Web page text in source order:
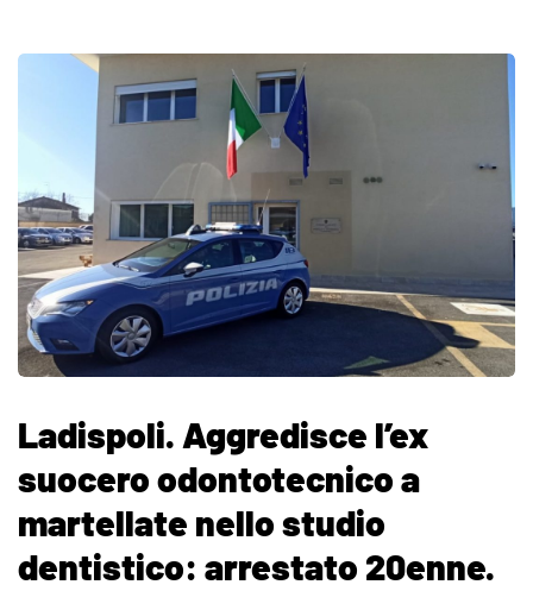
Ladispoli. Aggredisce l’ex
suocero odontotecnico a
martellate nello studio
dentistico: arrestato 20enne.